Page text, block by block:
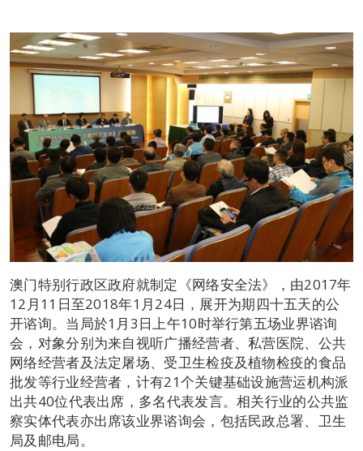
澳门特别行政区政府就制定《网络安全法》，由2017年
12月11日至2018年1月24日，展开为期四十五天的公
开谘询。当局於1月3日上午10时举行第五场业界谘询
会，对象分别为来自视听广播经营者、私营医院、公共
网络经营者及法定屠场、受卫生检疫及植物检疫的食品
批发等行业经营者，计有21个关键基础设施营运机构派
出共40位代表出席，多名代表发言。相关行业的公共监
察实体代表亦出席该业界谘询会，包括民政总署、卫生
局及邮电局。